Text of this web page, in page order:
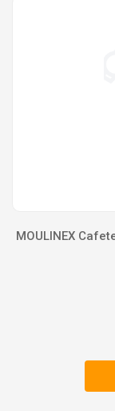
MOULINEX